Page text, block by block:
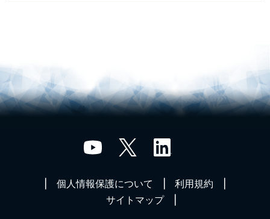
個人情報保護について
利用規約
サイトマップ